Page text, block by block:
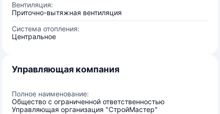
Вентиляция:
Приточно-вытяжная вентиляция
Система отопления:
Центральное
Управляющая компания
Полное наименование:
Общество с ограниченной ответственностью
Управляющая организация "СтройМастер"